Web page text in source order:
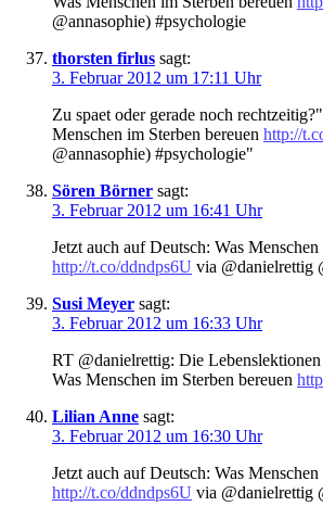
@annasophie) #psychologie
thorsten firlus sagt:
3. Februar 2012 um 17:11 Uhr
Zu spaet oder gerade noch
Menschen im Sterben bereuen http://
@annasophie) #psychologie"
Sören Börner sagt:
3. Februar 2012 um 16:41 Uhr
Jetzt auch auf Deutsch: Was
http://t.co/ddndps6U via @danielrettig
Susi Meyer sagt:
3. Februar 2012 um 16:33 Uhr
RT @danielrettig: Die
Was Menschen im Sterben bereuen
Lilian Anne sagt:
3. Februar 2012 um 16:30 Uhr
Jetzt auch auf Deutsch: Was
http://t.co/ddndps6U via @danielrettig